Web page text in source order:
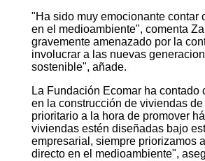
"Ha sido muy emocionante contar
en el medioambiente", comenta
gravemente amenazado por la
involucrar a las nuevas
sostenible", añade.
La Fundación Ecomar ha
en la construcción de viviendas
prioritario a la hora de promover
viviendas estén diseñadas bajo
empresarial, siempre priorizamos
directo en el medioambiente",